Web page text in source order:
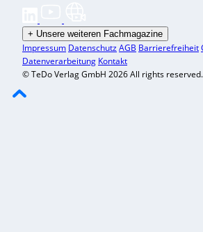
+ Unsere weiteren Fachmagazine
Impressum DatenschutzAGB Barrierefreiheit
Datenverarbeitung Kontakt
© TeDo Verlag GmbH 2026 All rights reserved.